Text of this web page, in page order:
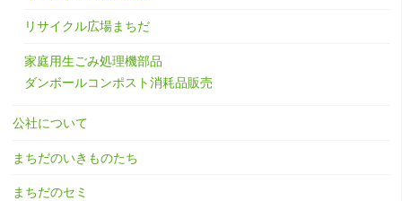
リサイクル広場まちだ
家庭用生ごみ処理機部品
ダンボールコンポスト消耗品販売
公社について
まちだのいきものたち
まちだのセミ